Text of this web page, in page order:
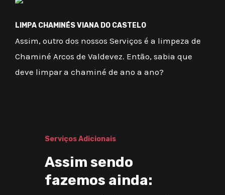
LIMPA CHAMINÉS VIANA DO CASTELO
Assim, outro dos nossos Serviços é a limpeza de
Chaminé Arcos de Valdevez. Então, sabia que
deve limpar a chaminé de ano a ano?
Serviços Adicionais
Assim sendo
fazemos ainda: